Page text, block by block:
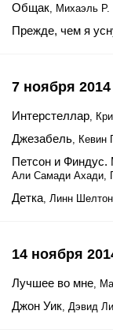
Общак, Михаэль
Прежде, чем я
7 ноября 2014
Интерстеллар,
Джезабель, Кевин
Петсон и
Али Самади Ахади,
Детка, Линн
14 ноября
Лучшее во мне,
Джон Уик, Дэвид